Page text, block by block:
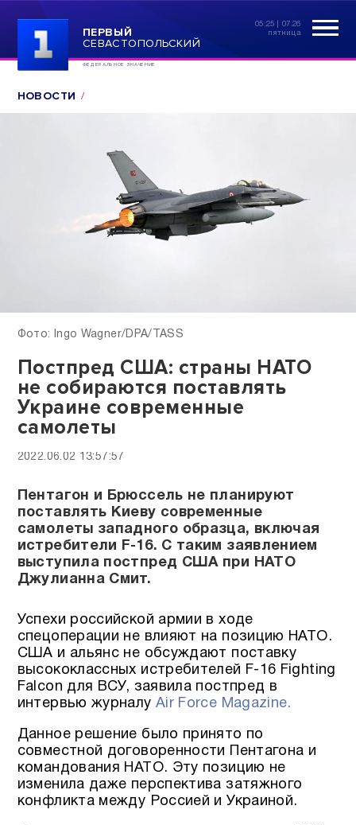
ПЕРВЫЙ
СЕВАСТОПОЛЬСКИЙ
ФЕДЕРАЛЬНОЕ ЗНАЧЕНИЕ
05:25 | 07.26
пятница
НОВОСТИ
Фото: Ingo Wagner/DPA/TASS
Постпред США: страны НАТО
не собираются поставлять
Украине современные
самолеты
2022.06.02 13:57:57
Пентагон и Брюссель не планируют
поставлять Киеву современные
самолеты западного образца, включая
истребители F-16. С таким заявлением
выступила постпред США при НАТО
Джулианна Смит.
Успехи российской армии в ходе
спецоперации не влияют на позицию НАТО.
США и альянс не обсуждают поставку
высококлассных истребителей F-16 Fighting
Falcon для ВСУ, заявила постпред в
интервью журналу Air Force Magazine.
Данное решение было принято по
совместной договоренности Пентагона и
командования НАТО. Эту позицию не
изменила даже перспектива затяжного
конфликта между Россией и Украиной.